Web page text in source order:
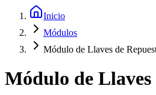
Inicio
Módulos
Módulo de Llaves de
Módulo de Llaves